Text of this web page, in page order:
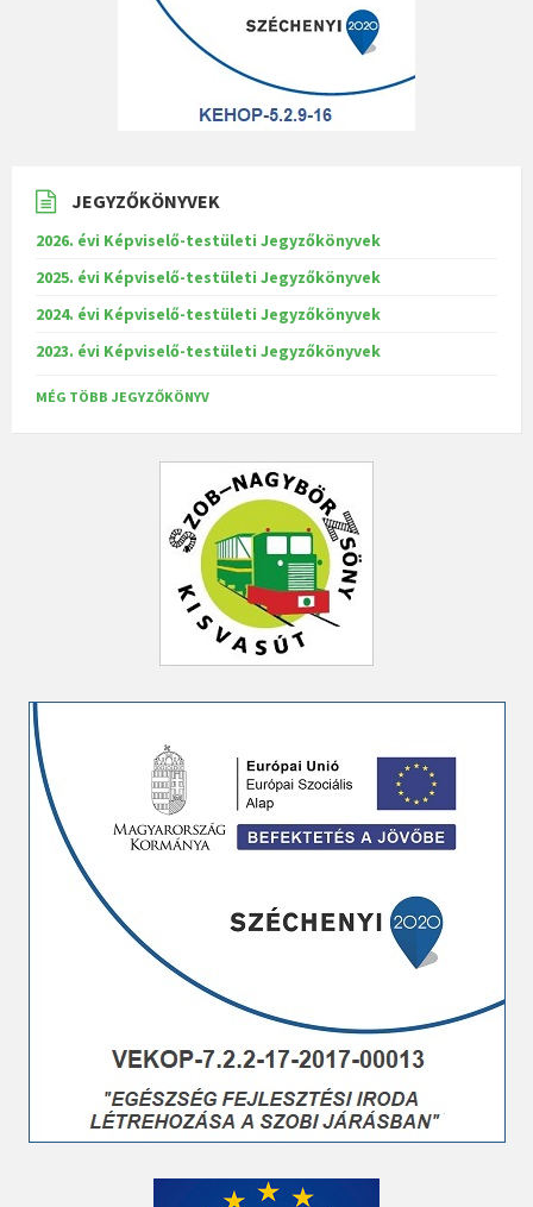
JEGYZŐKÖNYVEK
2026. évi Képviselő-testületi Jegyzőkönyvek
2025. évi Képviselő-testületi Jegyzőkönyvek
2024. évi Képviselő-testületi Jegyzőkönyvek
2023. évi Képviselő-testületi Jegyzőkönyvek
MÉG TÖBB JEGYZŐKÖNYV